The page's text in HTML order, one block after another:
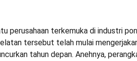
perusahaan terkemuka di industri
tersebut telah mulai
tahun depan. Anehnya,